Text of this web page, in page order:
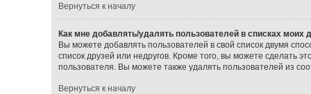
Вернуться к началу
Как мне добавлять/удалять пользователей в списках моих
Вы можете добавлять пользователей в свой список двумя
список друзей или недругов. Кроме того, вы можете сделать
пользователя. Вы можете также удалять пользователей из
Вернуться к началу